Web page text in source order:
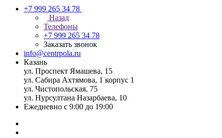
+7 999 265 34 78
Назад
Телефоны
+7 999 265 34 78
Заказать звонок
info@centrpola.ru
Казань
ул. Проспект Ямашева, 15
ул. Сабира Ахтямова, 1 корпус 1
ул. Чистопольская, 75
ул. Нурсултана Назарбаева, 10
Ежедневно с 9:00 до 19:00